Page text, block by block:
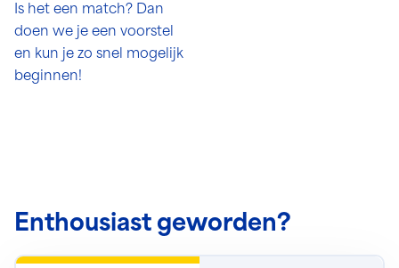
Is het een match? Dan
doen we je een voorstel
en kun je zo snel mogelijk
beginnen!
Enthousiast geworden?